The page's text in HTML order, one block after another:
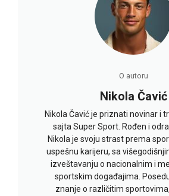
O autoru
Nikola Čavić
Nikola Čavić je priznati novinar i
sajta Super Sport. Rođen i
Nikola je svoju strast prema
uspešnu karijeru, sa
izveštavanju o nacionalnim i
sportskim događajima.
znanje o različitim